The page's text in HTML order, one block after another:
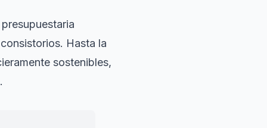
Hasta la
sostenibles,